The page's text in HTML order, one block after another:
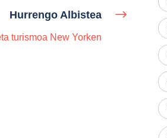
Hurrengo Albistea
turismoa New Yorken